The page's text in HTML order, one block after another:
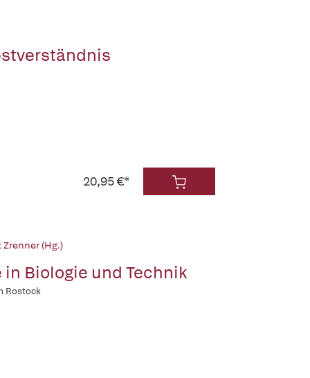
20,95 €*
Zrenner (Hg.)
Biologie und Technik
Rostock